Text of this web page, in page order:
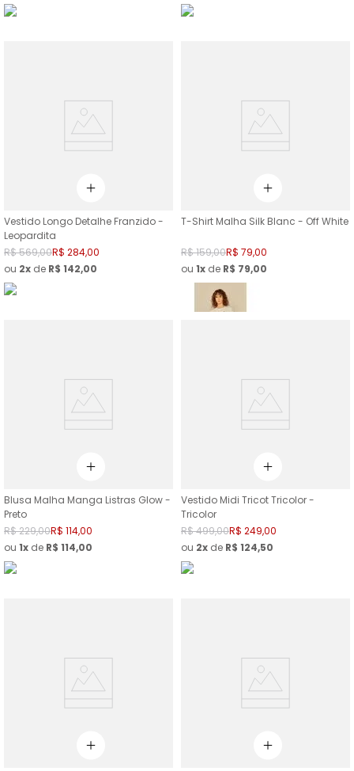
Vestido Longo Detalhe Franzido -
Leopardita
R$569,00R$ 284,00
ou 2 de R$ 142,00
T-Shirt Malha Silk Blanc - Off White
R$159,00R$ 79,00
ou 1 de R$ 79,00
Blusa Malha Manga Listras Glow -
Preto
R$229,00R$ 114,00
ou 1 de R$ 114,00
Vestido Midi Tricot Tricolor -
Tricolor
R$499,00R$ 249,00
ou 2 de R$ 124,50